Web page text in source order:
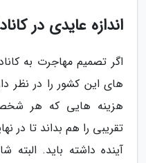
اندازه عایدی در
اگر تصمیم مهاجرت به
های این کشور را در نظر
هزینه هایی که هر شخصی
تقریبی را هم بداند تا در
آینده داشته باید.